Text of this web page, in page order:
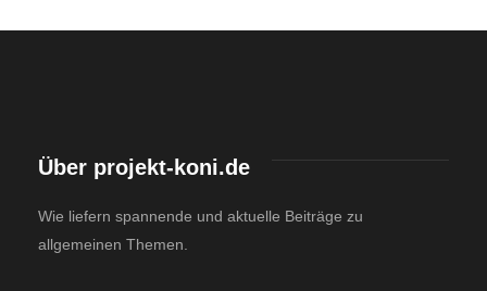
Über projekt-koni.de
Wie liefern spannende und aktuelle Beiträge zu
allgemeinen Themen.